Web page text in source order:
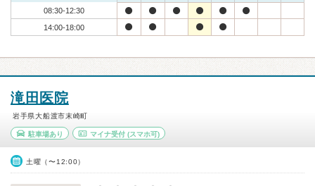
08:30-12:30
14:00-18:00
滝田医院
岩手県大船渡市末崎町
駐車場あり マイナ受付(スマホ可)
土曜（〜12:00）